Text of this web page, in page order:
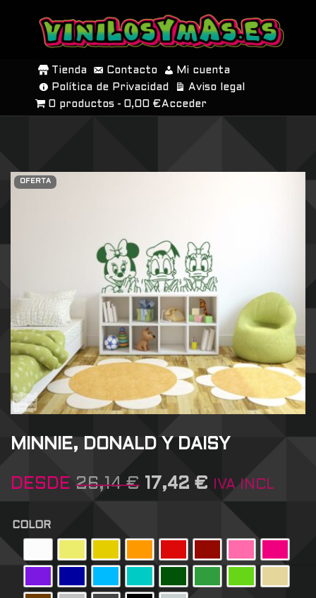
SALTAR
CONTENIDO
Tienda Contacto
Mi cuenta
Política de Privacidad
Aviso legal
0 productos
0,00 € Acceder
OFERTA
MINNIE, DONALD Y DAISY
DESDE 26,14€ 17,42 € IVA INCL
COLOR